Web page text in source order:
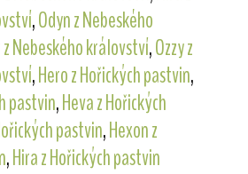
,Odyn z Nebeského
Nebeského království,Ozzy z
,Hero z Hořických pastvin,
pastvin,Heva z Hořických
pastvin,Hexon z
,Hira z Hořických pastvin